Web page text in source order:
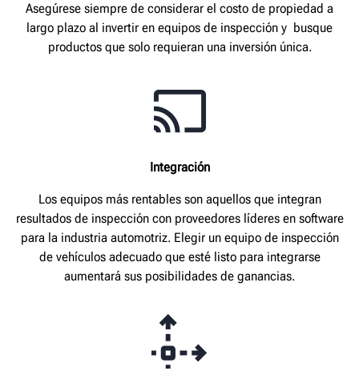
Asegúrese siempre de considerar el costo de propiedad a
largo plazo al invertir en equipos de inspección y busque
productos que solo requieran una inversión única.
Integración
Los equipos más rentables son aquellos que integran
resultados de inspección con proveedores líderes en software
para la industria automotriz. Elegir un equipo de inspección
de vehículos adecuado que esté listo para integrarse
aumentará sus posibilidades de ganancias.